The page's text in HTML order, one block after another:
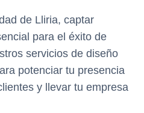
de Lliria, captar
para el éxito de
servicios de diseño
potenciar tu presencia
y llevar tu empresa